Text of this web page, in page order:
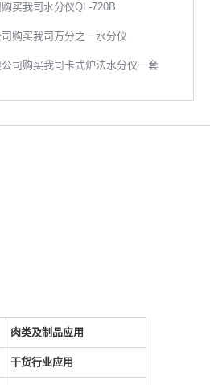
买我司水分仪QL-720B
购买我司万分之一水分仪
司购买我司卡式炉法水分仪一套
肉类及制品应用
干货行业应用